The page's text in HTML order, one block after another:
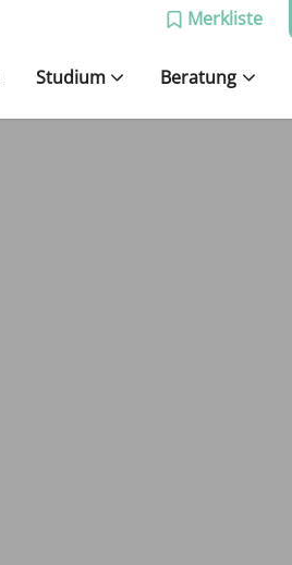
Merkliste
Studium Beratung